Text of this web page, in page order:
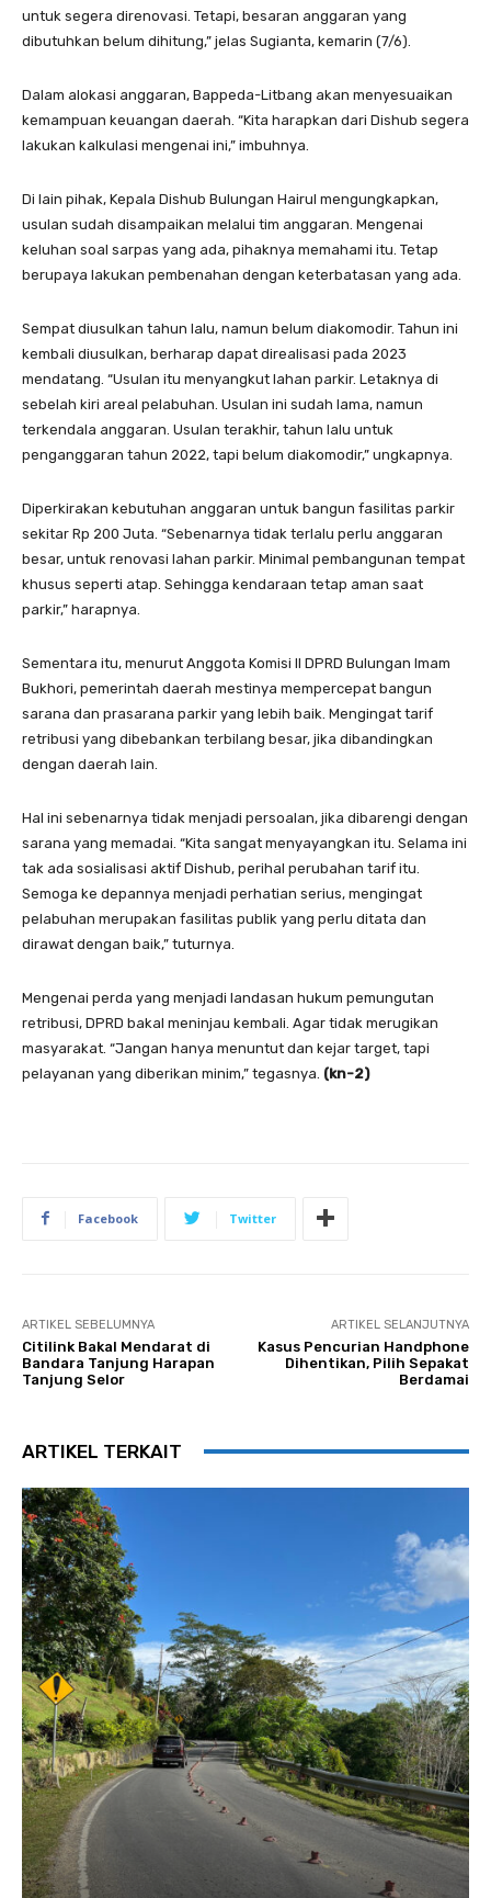
untuk segera direnovasi. Tetapi, besaran anggaran yang
dibutuhkan belum dihitung,” jelas Sugianta, kemarin (7/6).
Dalam alokasi anggaran, Bappeda-Litbang akan menyesuaikan
kemampuan keuangan daerah. “Kita harapkan dari Dishub segera
lakukan kalkulasi mengenai ini,” imbuhnya.
Di lain pihak, Kepala Dishub Bulungan Hairul mengungkapkan,
usulan sudah disampaikan melalui tim anggaran. Mengenai
keluhan soal sarpas yang ada, pihaknya memahami itu. Tetap
berupaya lakukan pembenahan dengan keterbatasan yang ada.
Sempat diusulkan tahun lalu, namun belum diakomodir. Tahun ini
kembali diusulkan, berharap dapat direalisasi pada 2023
mendatang. “Usulan itu menyangkut lahan parkir. Letaknya di
sebelah kiri areal pelabuhan. Usulan ini sudah lama, namun
terkendala anggaran. Usulan terakhir, tahun lalu untuk
penganggaran tahun 2022, tapi belum diakomodir,” ungkapnya.
Diperkirakan kebutuhan anggaran untuk bangun fasilitas parkir
sekitar Rp 200 Juta. “Sebenarnya tidak terlalu perlu anggaran
besar, untuk renovasi lahan parkir. Minimal pembangunan tempat
khusus seperti atap. Sehingga kendaraan tetap aman saat
parkir,” harapnya.
Sementara itu, menurut Anggota Komisi II DPRD Bulungan Imam
Bukhori, pemerintah daerah mestinya mempercepat bangun
sarana dan prasarana parkir yang lebih baik. Mengingat tarif
retribusi yang dibebankan terbilang besar, jika dibandingkan
dengan daerah lain.
Hal ini sebenarnya tidak menjadi persoalan, jika dibarengi dengan
sarana yang memadai. “Kita sangat menyayangkan itu. Selama ini
tak ada sosialisasi aktif Dishub, perihal perubahan tarif itu.
Semoga ke depannya menjadi perhatian serius, mengingat
pelabuhan merupakan fasilitas publik yang perlu ditata dan
dirawat dengan baik,” tuturnya.
Mengenai perda yang menjadi landasan hukum pemungutan
retribusi, DPRD bakal meninjau kembali. Agar tidak merugikan
masyarakat. “Jangan hanya menuntut dan kejar target, tapi
pelayanan yang diberikan minim,” tegasnya. (kn-2)
Facebook Twitter
ARTIKEL SEBELUMNYA
Citilink Bakal Mendarat di
Bandara Tanjung Harapan
Tanjung Selor
ARTIKEL SELANJUTNYA
Kasus Pencurian Handphone
Dihentikan, Pilih Sepakat
Berdamai
ARTIKEL TERKAIT